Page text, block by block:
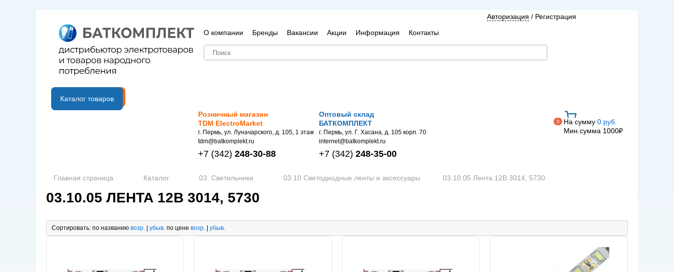
О компании Бренды Вакансии Акции Информация Контакты
Авторизация / Регистрация
B2B портал
Каталог товаров
Розничный магазин
TDM ElectroMarket
г. Пермь, ул. Луначарского, д. 105, 1 этаж
tdm@batkomplekt.ru
+7 (342) 248-30-88
Оптовый склад
БАТКОМПЛЕКТ
г. Пермь, ул. Г. Хасана, д. 105 корп. 70
internet@batkomplekt.ru
+7 (342) 248-35-00
0 На сумму 0 руб.
Мин.сумма 1000₽
Главная страница Каталог 03. Светильники 03.10 Светодиодные ленты и аксессуары 03.10.05 Лента 12В 3014, 5730
03.10.05 ЛЕНТА 12В 3014, 5730
Сортировать: по названию возр. | убыв. по цене возр. | убыв.